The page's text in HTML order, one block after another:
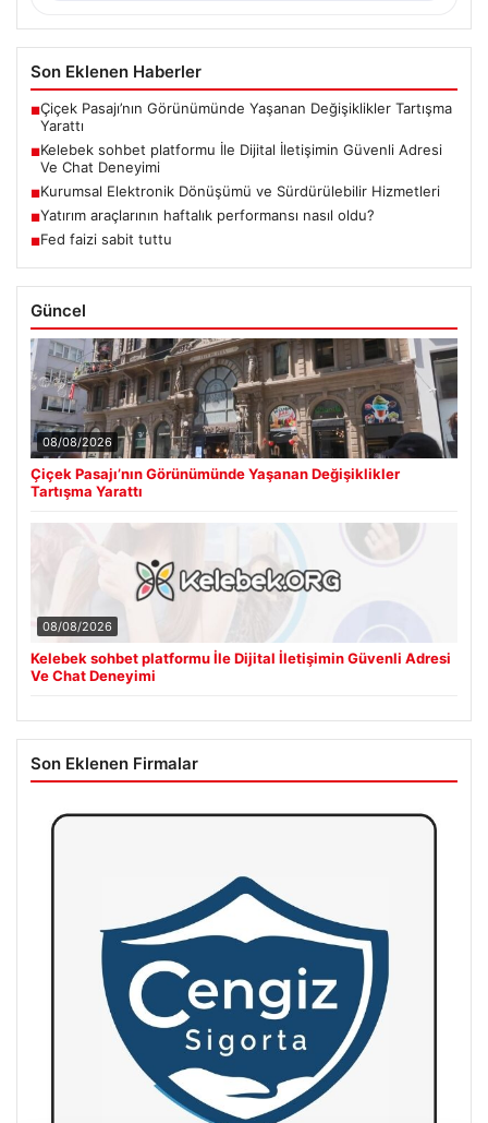
Son Eklenen Haberler
■Çiçek Pasajı’nın Görünümünde Yaşanan Değişiklikler Tartışma
Yarattı
■Kelebek sohbet platformu İle Dijital İletişimin Güvenli Adresi
Ve Chat Deneyimi
■Kurumsal Elektronik Dönüşümü ve Sürdürülebilir Hizmetleri
■Yatırım araçlarının haftalık performansı nasıl oldu?
■Fed faizi sabit tuttu
Güncel
08/08/2026
Çiçek Pasajı’nın Görünümünde Yaşanan Değişiklikler
Tartışma Yarattı
08/08/2026
Kelebek sohbet platformu İle Dijital İletişimin Güvenli Adresi
Ve Chat Deneyimi
Son Eklenen Firmalar